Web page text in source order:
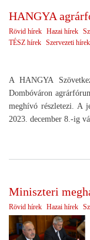
HANGYA
Rövid hírek Hazai hírek
TÉSZ hírek Szervezeti hírek
A HANGYA
Dombóváron
meghívó részletezi. A
2023. december 8.-ig
Miniszteri
Rövid hírek Hazai hírek